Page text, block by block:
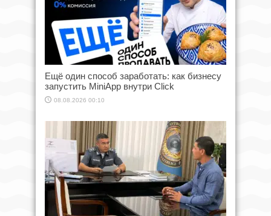
Ещё один способ заработать: как бизнесу
запустить MiniApp внутри Click
08.08.2026 00:10